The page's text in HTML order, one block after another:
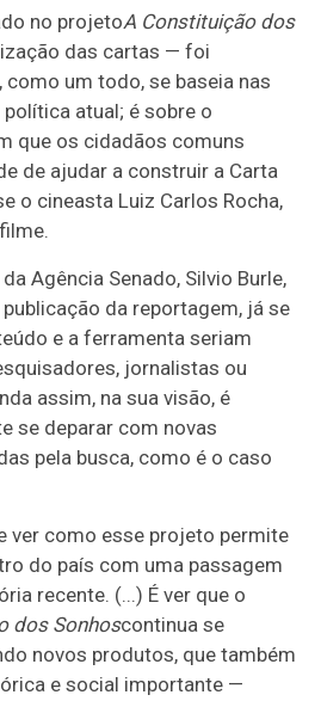
no projetoA Constituição dos
das cartas — foi
um todo, se baseia nas
atual; é sobre o
que os cidadãos comuns
de ajudar a construir a Carta
o cineasta Luiz Carlos Rocha,
Agência Senado, Silvio Burle,
da reportagem, já se
e a ferramenta seriam
jornalistas ou
assim, na sua visão, é
se deparar com novas
pela busca, como é o caso
ver como esse projeto permite
do país com uma passagem
recente. (...) É ver que o
dos Sonhoscontinua se
novos produtos, que também
e social importante —